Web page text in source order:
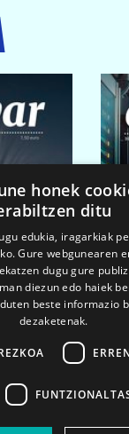
honek
ditu
edukia, iragarkiak
Gure webgunearen
dugu gure
diezun edo haiek
beste informazio
dezaketenak.